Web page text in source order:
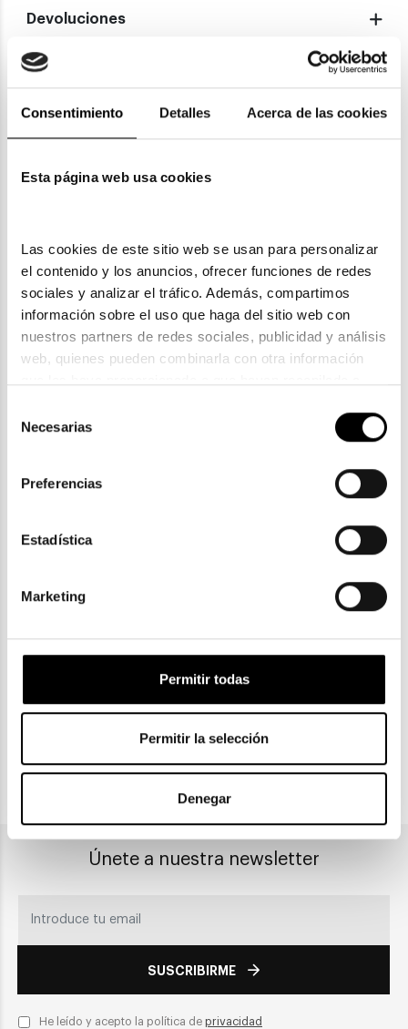
Consentimiento Detalles Acerca de las cookies
Esta página web usa cookies
Las cookies de este sitio web se usan para personalizar
el contenido y los anuncios, ofrecer funciones de redes
sociales y analizar el tráfico. Además, compartimos
información sobre el uso que haga del sitio web con
nuestros partners de redes sociales, publicidad y análisis
web, quienes pueden combinarla con otra información
la política de privacidad en el siguiente
. Consulta
Necesarias
Preferencias
Estadística
Marketing
Permitir todas
Permitir la selección
Denegar
Devoluciones
Garantías
Scalpers
77,55€ 62,04€
Gratuitas a partir de 30€
CLICK & COLLECT
PAGO SEGURO
Únete a nuestra newsletter
SUSCRIBIRME
He leído y acepto la política de privacidad